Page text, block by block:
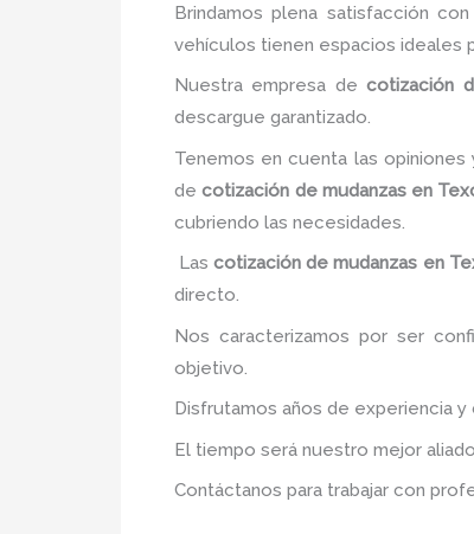
Brindamos plena satisfacción
vehículos tienen espacios ideales
Nuestra empresa decotización
descargue garantizado.
Tenemos en cuenta las
de cotización de mudanzas en
cubriendo las necesidades.
Lascotización de mudanzas en
directo.
Nos caracterizamos por ser
objetivo.
Disfrutamos años de experiencia
El tiempo será nuestro mejor
Contáctanos para trabajar con